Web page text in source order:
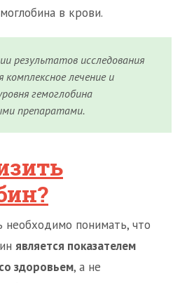
в крови.
результатов исследования
комплексное лечение и
гемоглобина
препаратами.
понимать, что
является показателем
здоровьем, а не